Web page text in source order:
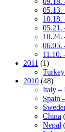
05.13.
10.18.
05.21.
10.24.
06.05.
11.10.
2011 (1)
2010 (48)
Italy –
Spain
China
Nepal